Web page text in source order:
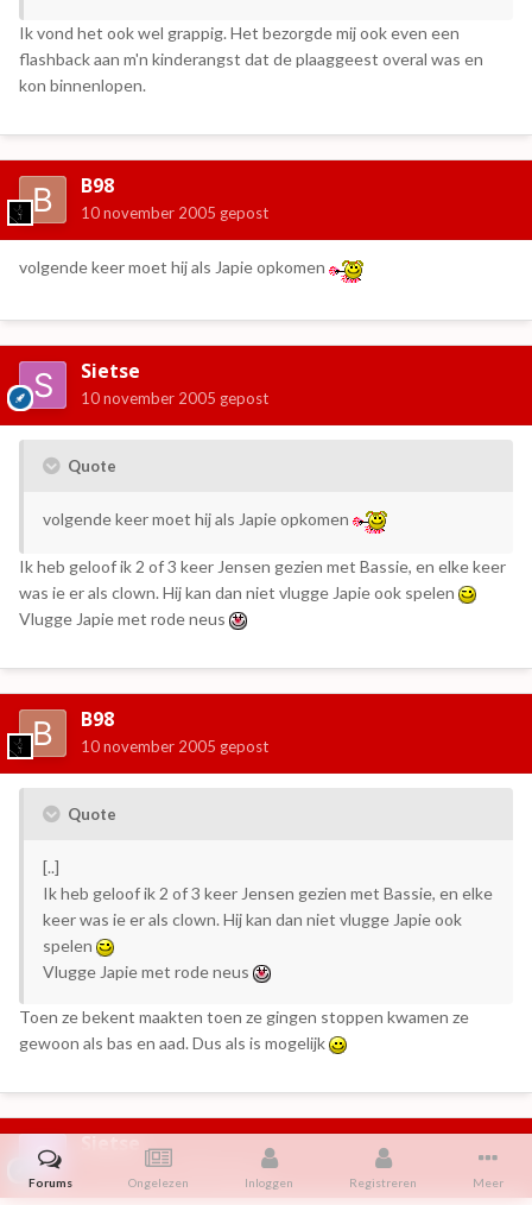
Ik vond het ook wel grappig. Het bezorgde mij ook even een
flashback aan m'n kinderangst dat de plaaggeest overal was en
kon binnenlopen.
B98
10 november 2005 gepost
volgende keer moet hij als Japie opkomen
Sietse
10 november 2005 gepost
Quote
volgende keer moet hij als Japie opkomen
Ik heb geloof ik 2 of 3 keer Jensen gezien met Bassie, en elke keer
was ie er als clown. Hij kan dan niet vlugge Japie ook spelen
Vlugge Japie met rode neus
B98
10 november 2005 gepost
Quote
[..]
Ik heb geloof ik 2 of 3 keer Jensen gezien met Bassie, en elke
keer was ie er als clown. Hij kan dan niet vlugge Japie ook
spelen
Vlugge Japie met rode neus
Toen ze bekent maakten toen ze gingen stoppen kwamen ze
gewoon als bas en aad. Dus als is mogelijk
10 november 2005 gepost
Forums Ongelezen Inloggen Registreren Meer